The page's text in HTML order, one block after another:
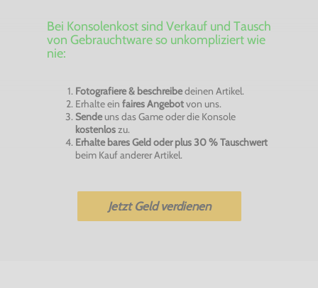
Bei Konsolenkost sind Verkauf und Tausch
von Gebrauchtware so unkompliziert wie
nie:
Fotografiere & beschreibedeinen Artikel.
Erhalte ein faires Angebotvon uns.
Sendeuns das Game oder die Konsole
kostenloszu.
Erhalte bares Geld oder plus 30 % Tauschwert
beim Kauf anderer Artikel.
Jetzt Geld verdienen